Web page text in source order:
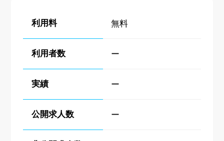
利用料 無料
利用者数 ー
実績 ー
公開求人数 ー